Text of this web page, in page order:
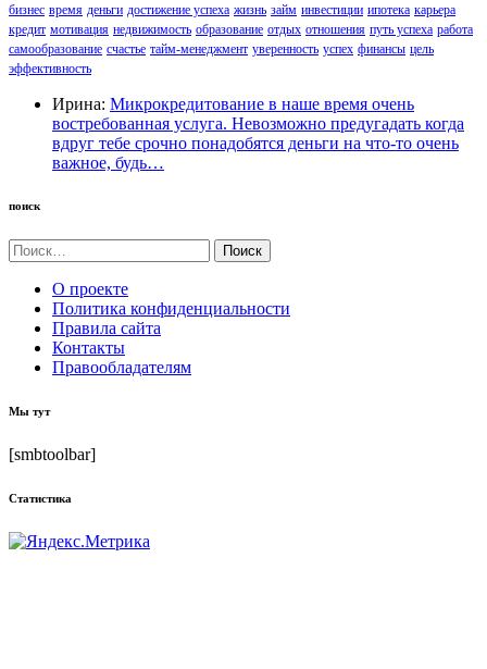
бизнес время деньги достижение успеха жизнь займ инвестиции ипотека карьера
кредит мотивация недвижимость образование отдых отношения путь успеха работа
самообразование счастье тайм-менеджмент уверенность успех финансы цель
эффективность
Ирина: Микрокредитование в наше время очень
востребованная услуга. Невозможно предугадать когда
вдруг тебе срочно понадобятся деньги на что-то очень
важное, будь…
поиск
Найти:
О проекте
Политика конфиденциальности
Правила сайта
Контакты
Правообладателям
Мы тут
[smbtoolbar]
Статистика